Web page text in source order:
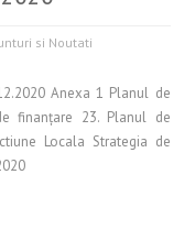
si Noutati
Anexa 1 Planul de
finanţare 23. Planul de
Locala Strategia de